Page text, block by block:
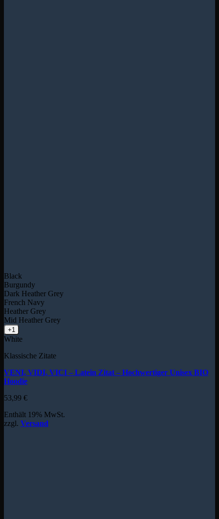
Black
Burgundy
Dark Heather Grey
French Navy
Heather Grey
Mid Heather Grey
+1
White
Klassische Zitate
VENI, VIDI, VICI – Latein Zitat – Hochwertiger Unisex BIO
Hoodie
53,99 €
Enthält 19% MwSt.
zzgl. Versand